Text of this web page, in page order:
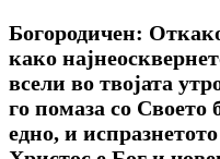
Богородичен:
како
всели во твојата
го помаза со Своето
едно, и